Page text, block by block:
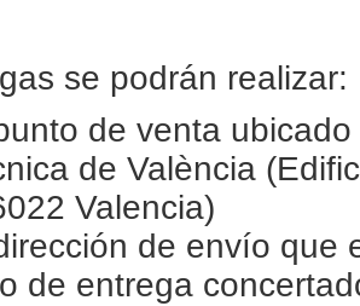
se podrán realizar:
de venta
de València
Valencia)
de envío que
de entrega